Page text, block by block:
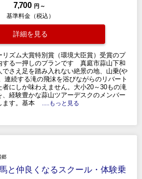
7,700 円 ～
基準料金（税込）
詳細を見る
リズム大賞特別賞（環境大臣賞）受賞のプ
する一押しのプランです 真庭市蒜山下和
でさえ足を踏み入れない絶景の地、山乗(や
連続する滝の飛沫を浴びながらのリバート
者にしか味わえません。大小20～30もの滝
経験豊かな蒜山ツアーデスクのメンバー
ます。基本
.....もっと見る
郷
と仲良くなるスクール・体験乗